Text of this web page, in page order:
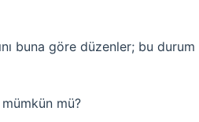
buna göre düzenler; bu durum
mü?